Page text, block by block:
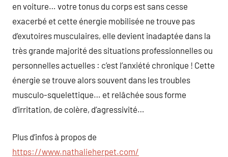
en voiture… votre tonus du corps est sans cesse
exacerbé et cette énergie mobilisée ne trouve pas
d’exutoires musculaires, elle devient inadaptée dans la
très grande majorité des situations professionnelles ou
personnelles actuelles : c’est l’anxiété chronique ! Cette
énergie se trouve alors souvent dans les troubles
musculo-squelettique… et relâchée sous forme
d’irritation, de colère, d’agressivité…
Plus d’infos à propos de
https://www.nathalieherpet.com/